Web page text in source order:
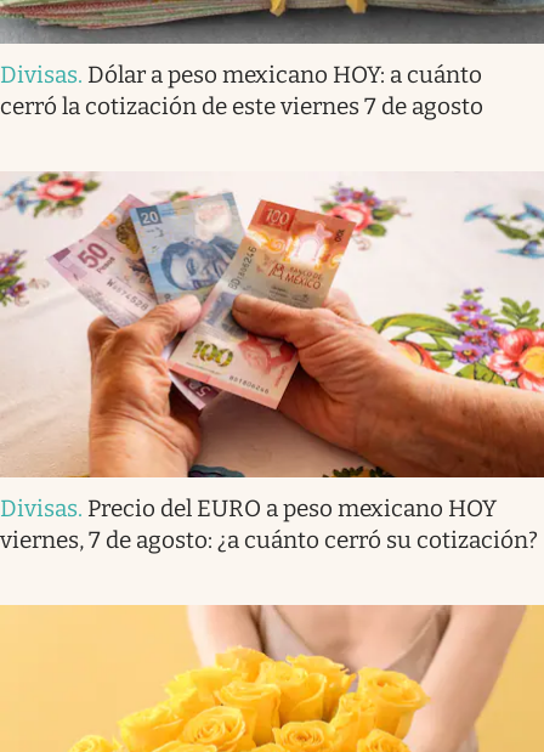
Divisas. Dólar a peso mexicano HOY: a cuánto
cerró la cotización de este viernes 7 de agosto
Divisas. Precio del EURO a peso mexicano HOY
viernes, 7 de agosto: ¿a cuánto cerró su cotización?